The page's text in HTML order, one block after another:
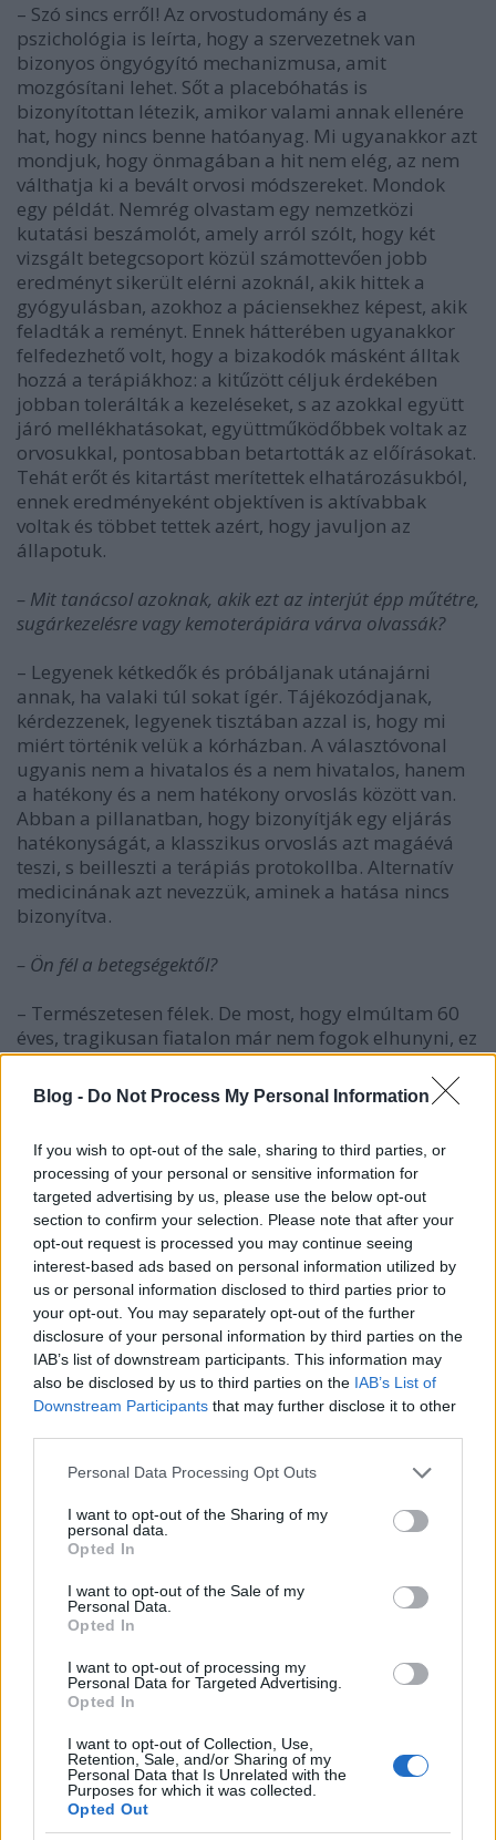
Blog - Do Not Process My Personal Information
If you wish to opt-out of the sale, sharing to third parties, or
processing of your personal or sensitive information for
targeted advertising by us, please use the below opt-out
section to confirm your selection. Please note that after your
opt-out request is processed you may continue seeing
interest-based ads based on personal information utilized by
us or personal information disclosed to third parties prior to
your opt-out. You may separately opt-out of the further
disclosure of your personal information by third parties on the
IAB’s list of downstream participants. This information may
also be disclosed by us to third parties on the IAB’s List of
Downstream Participants that may further disclose it to other
Please note that this website/app uses one or more Google
not limited to your visit or usage behaviour. You may click to
grant or deny consent to Google and its third-party tags to
use your data for below specified purposes in below Google
consent section.
Personal Data Processing Opt Outs
I want to opt-out of the Sharing of my
personal data.
Opted In
I want to opt-out of the Sale of my
Personal Data.
Opted In
I want to opt-out of processing my
Personal Data for Targeted Advertising.
Opted In
I want to opt-out of Collection, Use,
Retention, Sale, and/or Sharing of my
Personal Data that Is Unrelated with the
Purposes for which it was collected.
Opted Out
– Szó sincs erről! Az orvostudomány és a
pszichológia is leírta, hogy a szervezetnek van
bizonyos öngyógyító mechanizmusa, amit
mozgósítani lehet. Sőt a placebóhatás is
bizonyítottan létezik, amikor valami annak ellenére
hat, hogy nincs benne hatóanyag. Mi ugyanakkor azt
mondjuk, hogy önmagában a hit nem elég, az nem
válthatja ki a bevált orvosi módszereket. Mondok
egy példát. Nemrég olvastam egy nemzetközi
kutatási beszámolót, amely arról szólt, hogy két
vizsgált betegcsoport közül számottevően jobb
eredményt sikerült elérni azoknál, akik hittek a
gyógyulásban, azokhoz a páciensekhez képest, akik
feladták a reményt. Ennek hátterében ugyanakkor
felfedezhető volt, hogy a bizakodók másként álltak
hozzá a terápiákhoz: a kitűzött céljuk érdekében
jobban tolerálták a kezeléseket, s az azokkal együtt
járó mellékhatásokat, együttműködőbbek voltak az
orvosukkal, pontosabban betartották az előírásokat.
Tehát erőt és kitartást merítettek elhatározásukból,
ennek eredményeként objektíven is aktívabbak
voltak és többet tettek azért, hogy javuljon az
állapotuk.
– Mit tanácsol azoknak, akik ezt az interjút épp műtétre,
sugárkezelésre vagy kemoterápiára várva olvassák?
– Legyenek kétkedők és próbáljanak utánajárni
annak, ha valaki túl sokat ígér. Tájékozódjanak,
kérdezzenek, legyenek tisztában azzal is, hogy mi
miért történik velük a kórházban. A választóvonal
ugyanis nem a hivatalos és a nem hivatalos, hanem
a hatékony és a nem hatékony orvoslás között van.
Abban a pillanatban, hogy bizonyítják egy eljárás
hatékonyságát, a klasszikus orvoslás azt magáévá
teszi, s beilleszti a terápiás protokollba. Alternatív
medicinának azt nevezzük, aminek a hatása nincs
bizonyítva.
– Ön fél a betegségektől?
– Természetesen félek. De most, hogy elmúltam 60
éves, tragikusan fiatalon már nem fogok elhunyni, ez
pedig bizonyos mértékig megnyugtat.
(Az interjú aRákgyógyításcímű kiadványban jelent
Címkék:egészség természetgyógyászat áltudomány
Ajánlott bejegyzések:
rendelőkben
A hozzászóláshoz be kell lépned!